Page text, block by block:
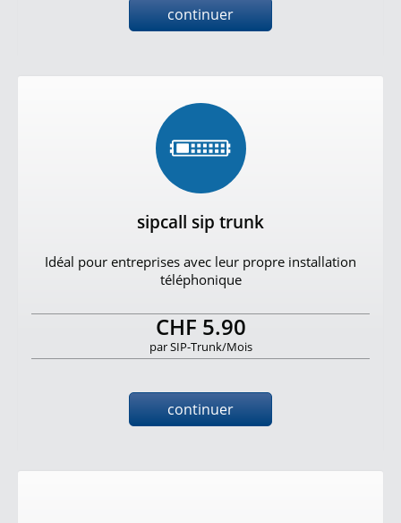
continuer
sipcall sip trunk
Idéal pour entreprises avec leur propre installation
téléphonique
CHF 5.90
par SIP-Trunk/Mois
continuer